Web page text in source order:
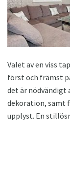
Valet av en viss
först och främst
det är nödvändigt
dekoration, samt
upplyst. En